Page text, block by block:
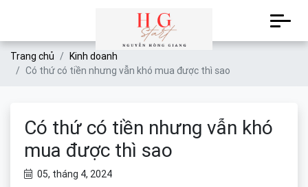
Trang chủ
Kinh doanh
Có thứ có tiền nhưng vẫn khó mua được thì sao
Có thứ có tiền nhưng vẫn khó
mua được thì sao
05, tháng 4, 2024